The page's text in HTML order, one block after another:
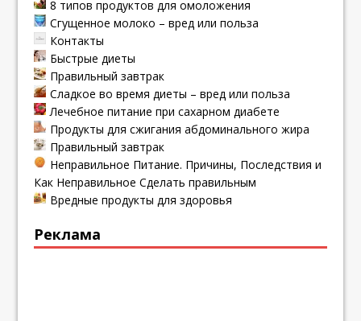
8 типов продуктов для омоложения
Сгущенное молоко – вред или польза
Контакты
Быстрые диеты
Правильный завтрак
Сладкое во время диеты – вред или польза
Лечебное питание при сахарном диабете
Продукты для сжигания абдоминального жира
Правильный завтрак
Неправильное Питание. Причины, Последствия и
Как Неправильное Сделать правильным
Вредные продукты для здоровья
Реклама